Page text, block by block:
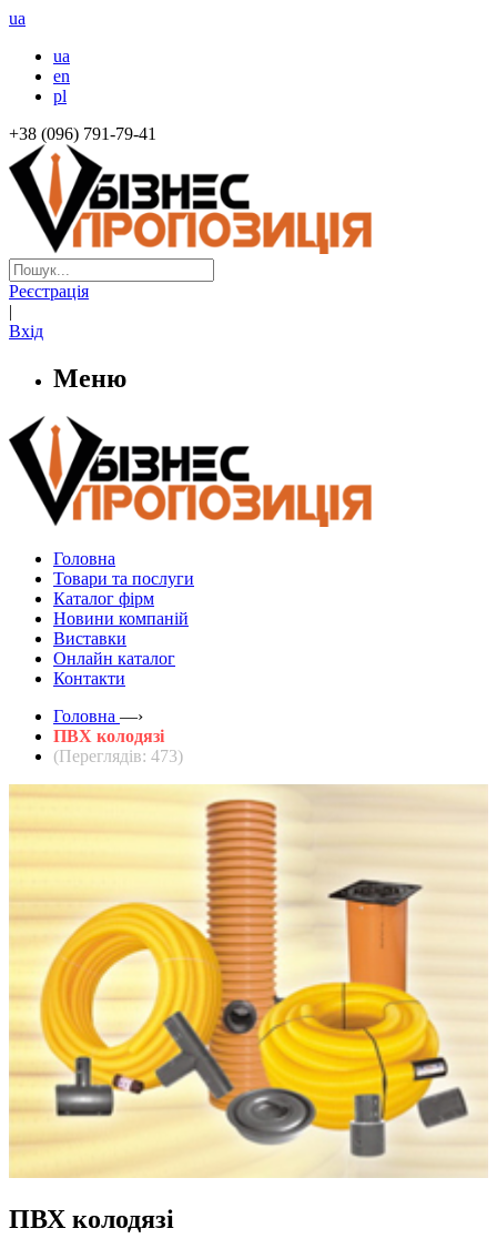
ua
ua
en
pl
+38 (096) 791-79-41
Реєстрація
|
Вхід
Меню
Головна
Товари та послуги
Каталог фірм
Новини компаній
Виставки
Онлайн каталог
Контакти
Головна —›
ПВХ колодязі
(Переглядів: 473)
ПВХ колодязі